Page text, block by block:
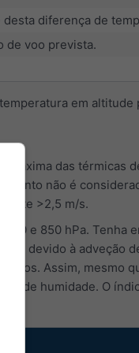
diferença de
de voo prevista.
em altitude
máxima das térmicas
vento não é
>2,5 m/s.
e 850 hPa. Tenha
devido à adveção
Assim, mesmo
de humidade. O